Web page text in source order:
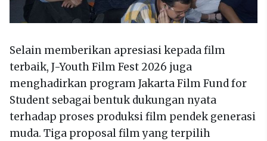
Selain memberikan apresiasi kepada film
terbaik, J-Youth Film Fest 2026 juga
menghadirkan program Jakarta Film Fund for
Student sebagai bentuk dukungan nyata
terhadap proses produksi film pendek generasi
muda. Tiga proposal film yang terpilih